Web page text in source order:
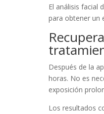
El análisis facial
para obtener un
Después de la
horas. No es
exposición
Los resultados